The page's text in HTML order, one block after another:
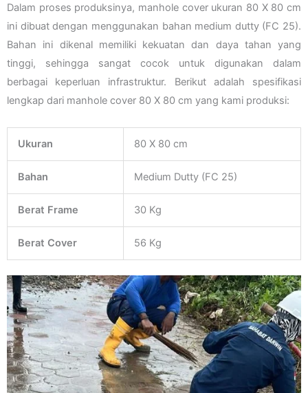
Dalam proses produksinya, manhole cover ukuran 80 X 80 cm
ini dibuat dengan menggunakan bahan medium dutty (FC 25).
Bahan ini dikenal memiliki kekuatan dan daya tahan yang
tinggi, sehingga sangat cocok untuk digunakan dalam
berbagai keperluan infrastruktur. Berikut adalah spesifikasi
lengkap dari manhole cover 80 X 80 cm yang kami produksi:
Ukuran 80 X 80 cm
Bahan Medium Dutty (FC 25)
Berat Frame 30 Kg
Berat Cover 56 Kg